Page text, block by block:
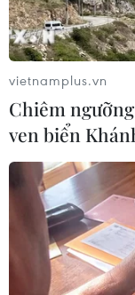
#Hội đồng Bảo an
#Lệnh trừng phạt
Theo dõi
vietnamplus.vn
Chiêm
ven biển